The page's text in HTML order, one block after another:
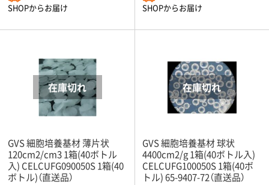
SHOPからお届け
SHOPからお届け
GVS 細胞培養基材 薄片状
120cm2/cm3 1箱(40ボトル
入) CELCUFG090050S 1箱(40
ボトル)（直送品）
GVS 細胞培養基材 球状
4400cm2/g 1箱(40ボトル入)
CELCUFG100050S 1箱(40ボ
トル) 65-9407-72（直送品）